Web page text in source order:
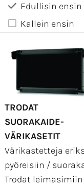
kokoa ja
omillasi ja
valinnat ja
määrää.
luoda
Edullisin ensin
Kallein ensin
TRODAT
SUORAKAIDE-
VÄRIKASETIT
Värikastetteja
pyöreisiin /
Trodat leimasimiin